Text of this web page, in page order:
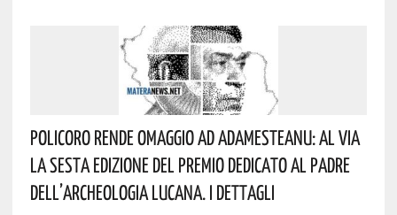
Policoro Rende Omaggio Ad Adamesteanu: Al Via
La Sesta Edizione Del Premio Dedicato Al Padre
Dell’archeologia Lucana. I Dettagli